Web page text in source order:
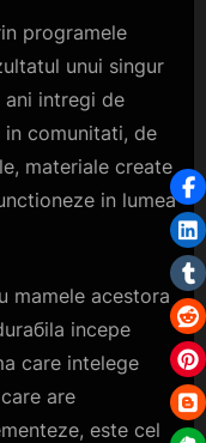
programele
unui singur
ani intregi de
in comunitati, de
materiale create
in lumea
mamele acestora
incepe
care intelege
are
este cel